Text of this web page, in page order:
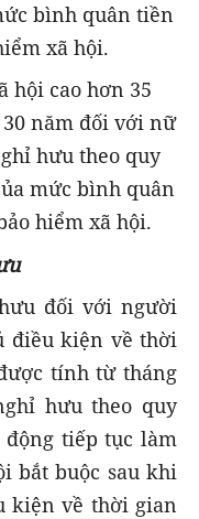
bình quân tiền
xã hội.
hội cao hơn 35
năm đối với nữ
hưu theo quy
mức bình quân
hiểm xã hội.
đối với người
điều kiện về thời
tính từ tháng
hưu theo quy
tiếp tục làm
bắt buộc sau khi
kiện về thời gian